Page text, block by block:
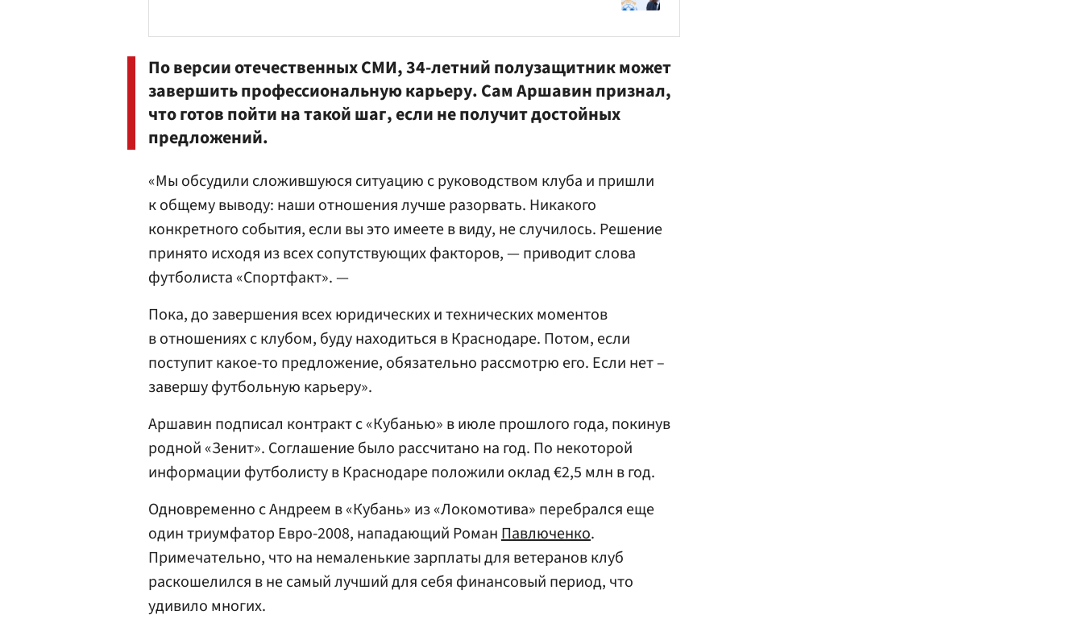
По версии отечественных СМИ, 34-летний полузащитник может
завершить профессиональную карьеру. Сам Аршавин признал,
что готов пойти на такой шаг, если не получит достойных
предложений.
«Мы обсудили сложившуюся ситуацию с руководством клуба и пришли
к общему выводу: наши отношения лучше разорвать. Никакого
конкретного события, если вы это имеете в виду, не случилось. Решение
принято исходя из всех сопутствующих факторов, — приводит слова
футболиста «Спортфакт». —
Пока, до завершения всех юридических и технических моментов
в отношениях с клубом, буду находиться в Краснодаре. Потом, если
поступит какое-то предложение, обязательно рассмотрю его. Если нет –
завершу футбольную карьеру».
Аршавин подписал контракт с «Кубанью» в июле прошлого года, покинув
родной «Зенит». Соглашение было рассчитано на год. По некоторой
информации футболисту в Краснодаре положили оклад €2,5 млн в год.
Одновременно с Андреем в «Кубань» из «Локомотива» перебрался еще
один триумфатор Евро-2008, нападающий РоманПавлюченко.
Примечательно, что на немаленькие зарплаты для ветеранов клуб
раскошелился в не самый лучший для себя финансовый период, что
удивило многих.